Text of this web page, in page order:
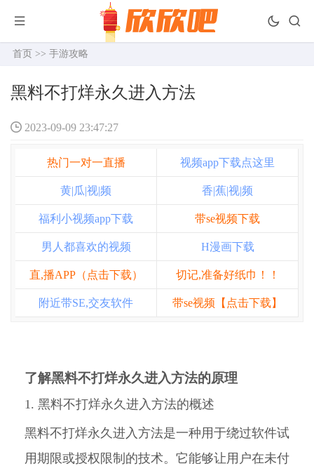
首页 >> 手游攻略
黑料不打烊永久进入方法
2023-09-09 23:47:27
热门一对一直播 视频app下载点这里
黄|瓜|视|频 香|蕉|视|频
福利小视频app下载 带se视频下载
男人都喜欢的视频 H漫画下载
直,播APP（点击下载） 切记,准备好纸巾！！
附近带SE,交友软件 带se视频【点击下载】
了解黑料不打烊永久进入方法的原理
1. 黑料不打烊永久进入方法的概述
黑料不打烊永久进入方法是一种用于绕过软件试
用期限或授权限制的技术。它能够让用户在未付